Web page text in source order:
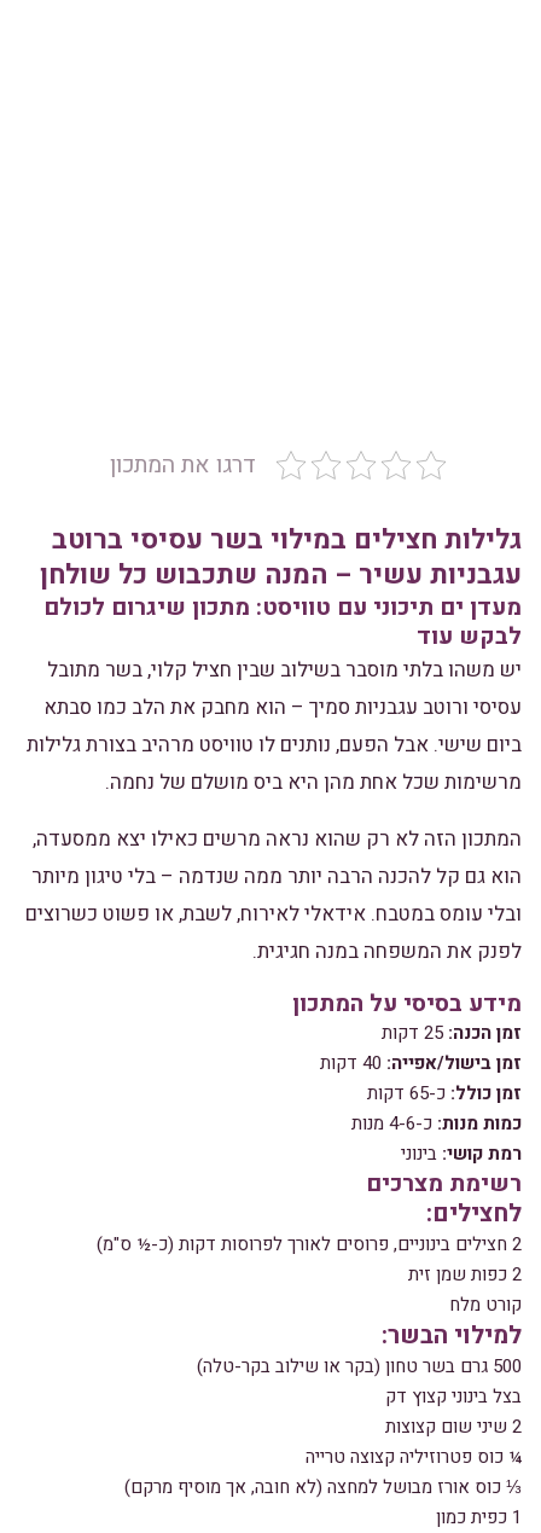
דרגו את המתכון
גלילות חצילים במילוי בשר עסיסי ברוטב
עגבניות עשיר – המנה שתכבוש כל שולחן
מעדן ים תיכוני עם טוויסט: מתכון שיגרום לכולם
לבקש עוד
יש משהו בלתי מוסבר בשילוב שבין חציל קלוי, בשר מתובל
עסיסי ורוטב עגבניות סמיך – הוא מחבק את הלב כמו סבתא
ביום שישי. אבל הפעם, נותנים לו טוויסט מרהיב בצורת גלילות
מרשימות שכל אחת מהן היא ביס מושלם של נחמה.
המתכון הזה לא רק שהוא נראה מרשים כאילו יצא ממסעדה,
הוא גם קל להכנה הרבה יותר ממה שנדמה – בלי טיגון מיותר
ובלי עומס במטבח. אידאלי לאירוח, לשבת, או פשוט כשרוצים
לפנק את המשפחה במנה חגיגית.
מידע בסיסי על המתכון
זמן הכנה:
זמן בישול/אפייה:
זמן כולל: כ-65 דקות
כמות מנות: כ-4-6 מנות
רמת קושי: בינוני
רשימת מצרכים
לחצילים:
2 חצילים בינוניים, פרוסים לאורך לפרוסות דקות (כ-½ ס"מ)
2 כפות שמן זית
קורט מלח
למילוי הבשר:
500 גרם בשר טחון (בקר או שילוב בקר-טלה)
בצל בינוני קצוץ דק
2 שיני שום קצוצות
¼ כוס פטרוזיליה קצוצה טרייה
⅓ כוס אורז מבושל למחצה (לא חובה, אך מוסיף מרקם)
1 כפית כמון